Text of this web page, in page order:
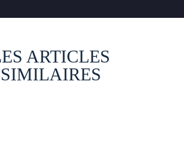
ARTICLES
SIMILAIRES